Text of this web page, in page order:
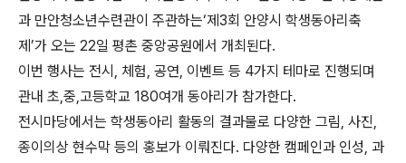
과 만안청소년수련관이 주관하는‘제3회 안양시 학생동아리축
제’가 오는 22일 평촌 중앙공원에서 개최된다.
이번 행사는 전시, 체험, 공연, 이벤트 등 4가지 테마로 진행되며
관내 초,중,고등학교 180여개 동아리가 참가한다.
전시마당에서는 학생동아리 활동의 결과물로 다양한 그림, 사진,
종이의상 현수막 등의 홍보가 이뤄진다. 다양한 캠페인과 인성, 과